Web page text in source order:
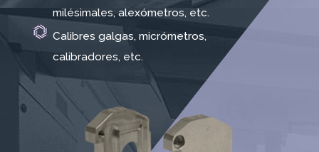
milésimales, alexómetros, etc.
Calibres galgas, micrómetros,
calibradores, etc.